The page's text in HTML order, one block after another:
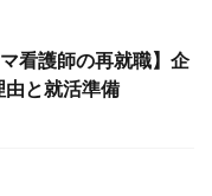
看護師の再就職】企
と就活準備